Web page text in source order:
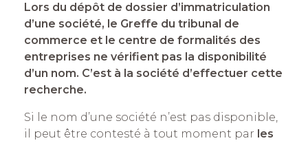
Lors du dépôt de dossier d’immatriculation
d’une société, le Greffe du tribunal de
commerce et le centre de formalités des
entreprises ne vérifient pas la disponibilité
d’un nom. C’est à la société d’effectuer cette
recherche.
Si le nom d’une société n’est pas disponible,
il peut être contesté à tout moment par les